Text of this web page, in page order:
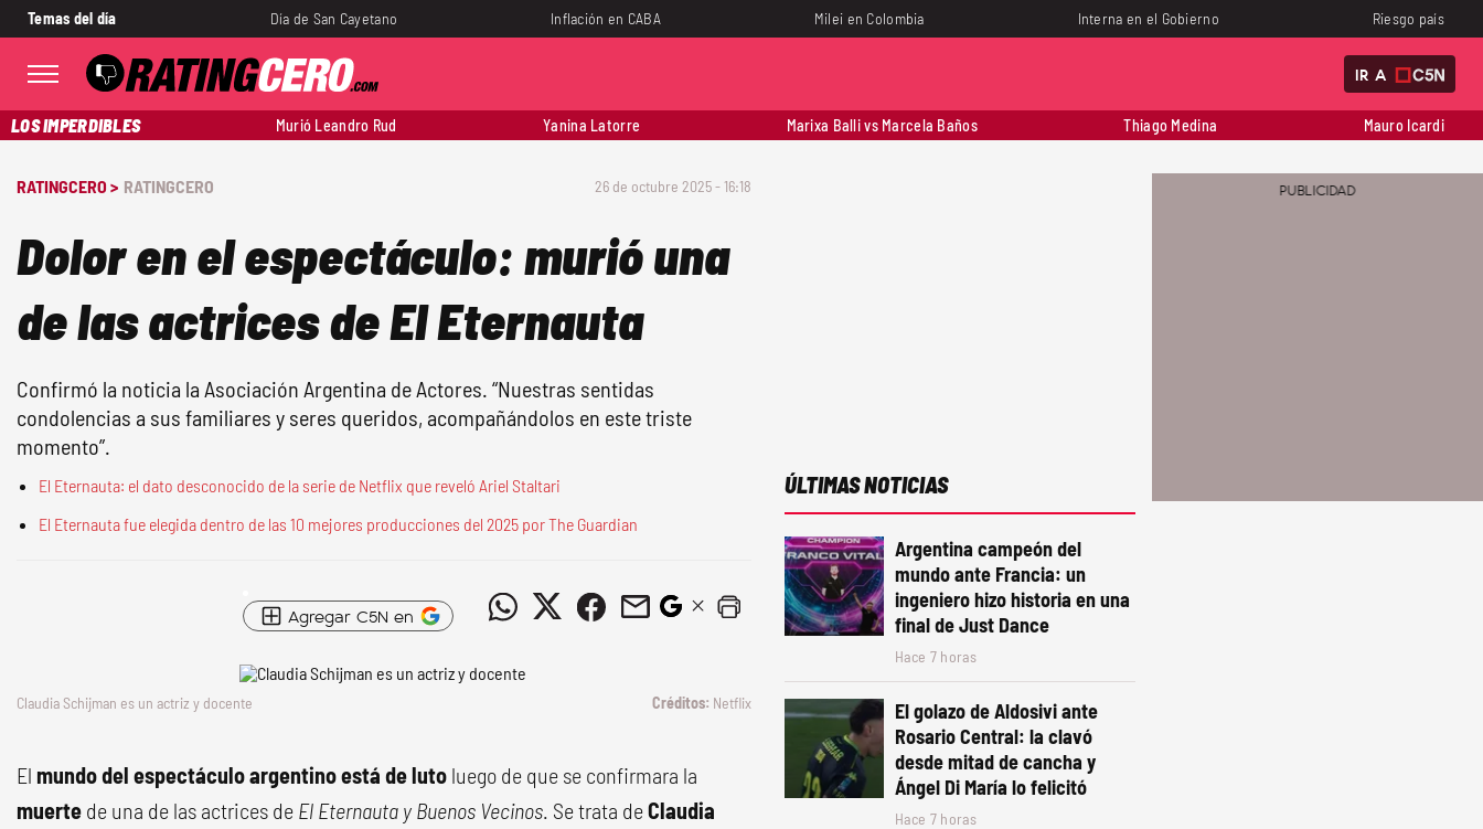
Temas del día Día de San Cayetano Inflación en CABA Milei en Colombia Interna en el Gobierno Riesgo país
IR A
LOS IMPERDIBLES Murió Leandro Rud Yanina Latorre Marixa Balli vs Marcela Baños Thiago Medina Mauro Icardi
RATINGCERO > RATINGCERO 26 de octubre 2025 - 16:18
Dolor en el espectáculo: murió una
de las actrices de El Eternauta
Confirmó la noticia la Asociación Argentina de Actores. “Nuestras sentidas
condolencias a sus familiares y seres queridos, acompañándolos en este triste
momento”.
El Eternauta: el dato desconocido de la serie de Netflix que reveló Ariel Staltari
El Eternauta fue elegida dentro de las 10 mejores producciones del 2025 por The Guardian
Agregar C5N en
Claudia Schijman es un actriz y docente Netflix
El mundo del espectáculo argentino está de luto luego de que se confirmara la
muerte de una de las actrices de El Eternauta y Buenos Vecinos. Se trata deClaudia
ÚLTIMAS NOTICIAS
Argentina campeón del
mundo ante Francia: un
ingeniero hizo historia en una
final de Just Dance
Hace 7 horas
El golazo de Aldosivi ante
Rosario Central: la clavó
desde mitad de cancha y
Ángel Di María lo felicitó
Hace 7 horas